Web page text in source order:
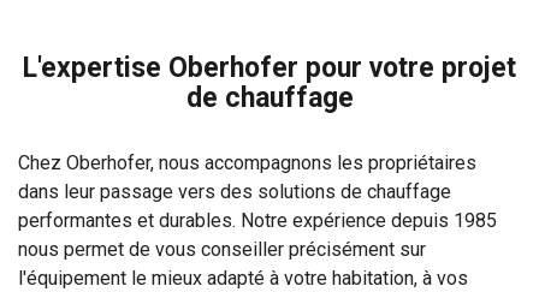
L'expertise Oberhofer pour votre projet
de chauffage
Chez Oberhofer, nous accompagnons les propriétaires
dans leur passage vers des solutions de chauffage
performantes et durables. Notre expérience depuis 1985
nous permet de vous conseiller précisément sur
l'équipement le mieux adapté à votre habitation, à vos